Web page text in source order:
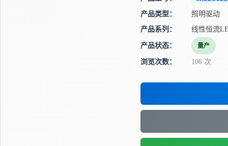
产品类型：
照明驱动
产品系列：
线性恒流
产品状态： 量产
浏览次数： 106 次